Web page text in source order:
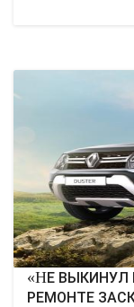
«НЕ ВЫКИНУЛ РОЛИКИ И РАДУЮСЬ»: О
РЕМОНТЕ